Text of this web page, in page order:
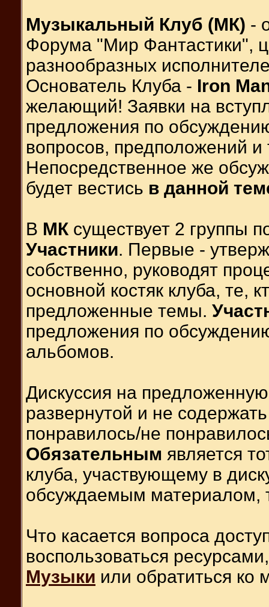
Музыкальный Клуб (МК) -
Форума "Мир Фантастики",
разнообразных
Основатель Клуба - Iron
желающий! Заявки на
предложения по
вопросов, предположений и
Непосредственное же
будет вестись в данной
В МК существует 2 группы
Участники. Первые -
собственно, руководят
основной костяк клуба, те,
предложенные темы.
предложения по
альбомов.
Дискуссия на
развернутой и не
понравилось/не
Обязательным является
клуба, участвующему в
обсуждаемым материалом,
Что касается вопроса
воспользоваться
Музыки или обратиться